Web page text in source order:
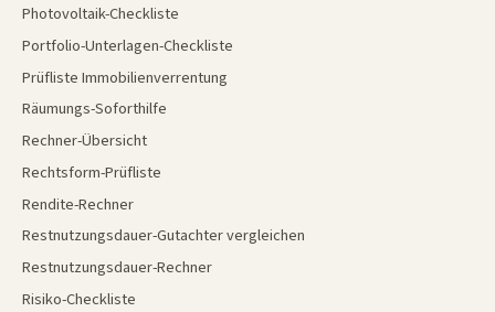
Photovoltaik-Checkliste
Portfolio-Unterlagen-Checkliste
Prüfliste Immobilienverrentung
Räumungs-Soforthilfe
Rechner-Übersicht
Rechtsform-Prüfliste
Rendite-Rechner
Restnutzungsdauer-Gutachter vergleichen
Restnutzungsdauer-Rechner
Risiko-Checkliste